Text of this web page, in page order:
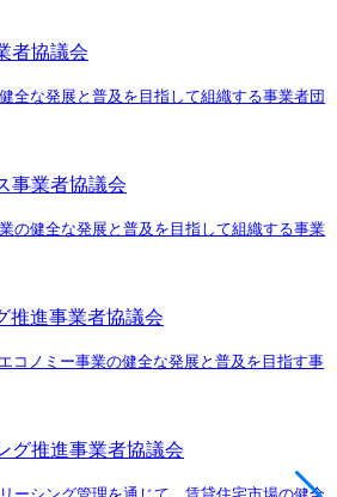
者協議会
全な発展と普及を目指して組織する事業者団
事業者協議会
の健全な発展と普及を目指して組織する事業
推進事業者協議会
コノミー事業の健全な発展と普及を目指す事
グ推進事業者協議会